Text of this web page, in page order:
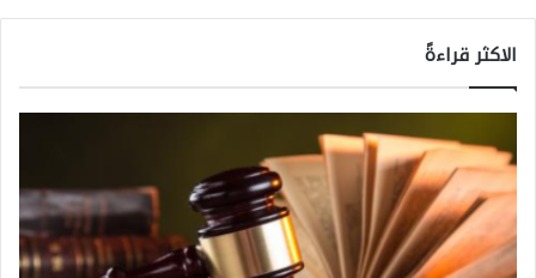
ا
ل
ف
ن
س
ي
م
الاكثر قراءةً